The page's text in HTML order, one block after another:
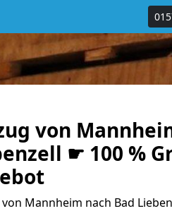
von
☛ 100 %
Mannheim nach Bad